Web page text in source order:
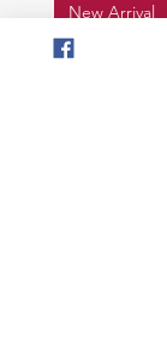
New Arrival